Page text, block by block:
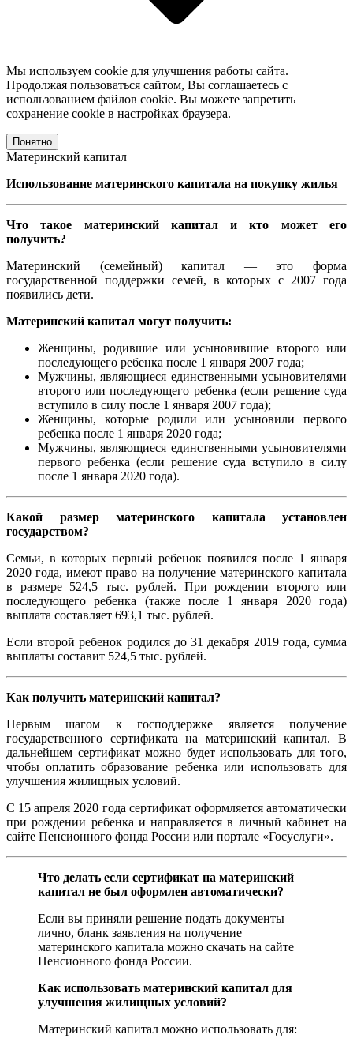
Мы используем cookie для улучшения работы сайта.
Продолжая пользоваться сайтом, Вы соглашаетесь с
использованием файлов cookie. Вы можете запретить
сохранение cookie в настройках браузера.
Понятно
Материнский капитал
Использование материнского капитала на покупку жилья
Что такое материнский капитал и кто может его
получить?
Материнский (семейный) капитал — это форма
государственной поддержки семей, в которых с 2007 года
появились дети.
Материнский капитал могут получить:
Женщины, родившие или усыновившие второго или
последующего ребенка после 1 января 2007 года;
Мужчины, являющиеся единственными усыновителями
второго или последующего ребенка (если решение суда
вступило в силу после 1 января 2007 года);
Женщины, которые родили или усыновили первого
ребенка после 1 января 2020 года;
Мужчины, являющиеся единственными усыновителями
первого ребенка (если решение суда вступило в силу
после 1 января 2020 года).
Какой размер материнского капитала установлен
государством?
Семьи, в которых первый ребенок появился после 1 января
2020 года, имеют право на получение материнского капитала
в размере 524,5 тыс. рублей. При рождении второго или
последующего ребенка (также после 1 января 2020 года)
выплата составляет 693,1 тыс. рублей.
Если второй ребенок родился до 31 декабря 2019 года, сумма
выплаты составит 524,5 тыс. рублей.
Как получить материнский капитал?
Первым шагом к господдержке является получение
государственного сертификата на материнский капитал. В
дальнейшем сертификат можно будет использовать для того,
чтобы оплатить образование ребенка или использовать для
улучшения жилищных условий.
С 15 апреля 2020 года сертификат оформляется автоматически
при рождении ребенка и направляется в личный кабинет на
сайте Пенсионного фонда России или портале «Госуслуги».
Что делать если сертификат на материнский
капитал не был оформлен автоматически?
Если вы приняли решение подать документы
лично, бланк заявления на получение
материнского капитала можно скачать на сайте
Пенсионного фонда России.
Как использовать материнский капитал для
улучшения жилищных условий?
Материнский капитал можно использовать для: